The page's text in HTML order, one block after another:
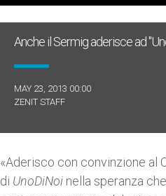
Anche il Sermig aderisce ad
MAY 23, 2013 00:00
ZENIT STAFF
«Aderisco con convinzione al
di UnoDiNoi nella speranza